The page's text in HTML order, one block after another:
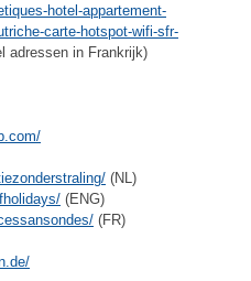
hotel-appartement-
carte-hotspot-wifi-sfr-
adressen in Frankrijk)
(NL)
(ENG)
(FR)